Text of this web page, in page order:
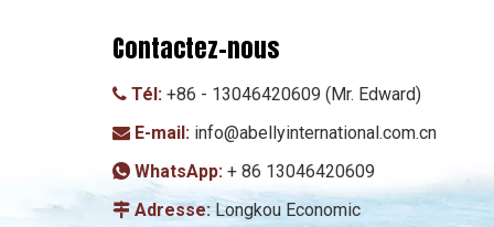
Contactez-nous
 Tél: +86 - 13046420609 (Mr. Edward)
 E-mail: info@abellyinternational.com.cn
 WhatsApp: + 86 13046420609
 Adresse: Longkou Economic